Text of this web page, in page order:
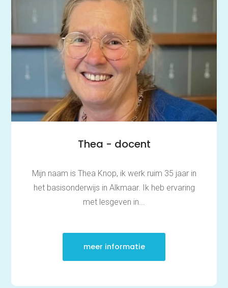
Thuis oefenen
Basisschool
Rekenen
Spelling
Technisch lezen
Begrijpend lezen
Dyslexie
Dyscalculie
Toetstraining
Middelbare school
Huiswerkbegeleiding
Aardrijkskunde
Biologie
Engels
Frans
Geschiedenis
Grieks
Latijn
Nederlands
Scheikunde
Mbo/hbo
Thea - docent
Mijn naam is Thea Knop, ik werk ruim 35 jaar in
het basisonderwijs in Alkmaar. Ik heb ervaring
met lesgeven in...
meer informatie